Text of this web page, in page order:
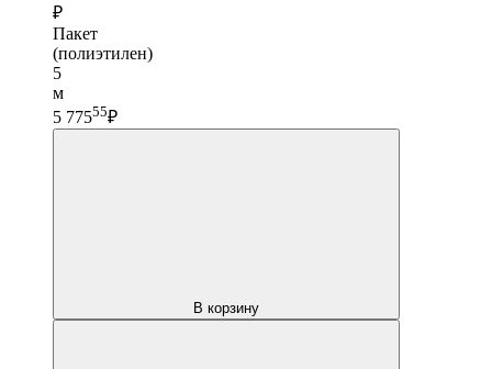
₽
Пакет
(полиэтилен)
5
м
5 77555₽
В корзину